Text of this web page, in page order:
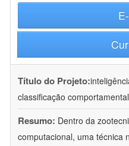
Título do Projeto:
classificação
Resumo: Dentro da
computacional, uma técnica